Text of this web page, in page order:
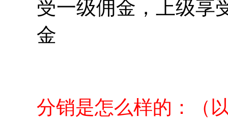
受一级佣金，上级享
金
分销是怎么样的：（